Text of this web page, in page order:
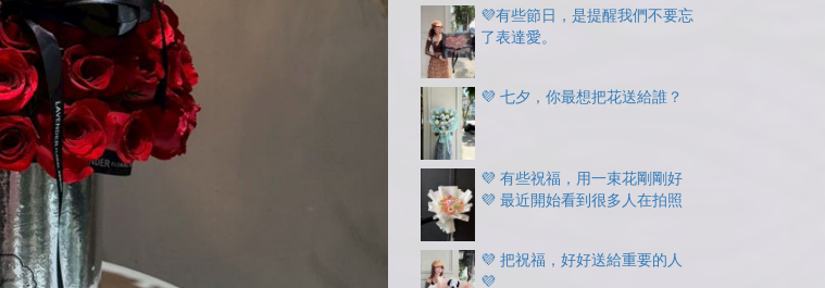
💜有些節日，是提醒我們不要忘
了表達愛。
💜 七夕，你最想把花送給誰？
💜 有些祝福，用一束花剛剛好
💜 最近開始看到很多人在拍照
💜 把祝福，好好送給重要的人
💜